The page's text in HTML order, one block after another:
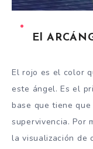
El
El rojo es el color
este ángel. Es el
base que tiene
supervivencia. Por
la visualización de